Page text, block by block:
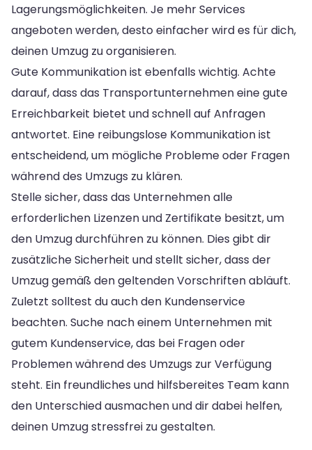
Lagerungsmöglichkeiten. Je mehr Services
angeboten werden, desto einfacher wird es für dich,
deinen Umzug zu organisieren.
Gute Kommunikation ist ebenfalls wichtig. Achte
darauf, dass das Transportunternehmen eine gute
Erreichbarkeit bietet und schnell auf Anfragen
antwortet. Eine reibungslose Kommunikation ist
entscheidend, um mögliche Probleme oder Fragen
während des Umzugs zu klären.
Stelle sicher, dass das Unternehmen alle
erforderlichen Lizenzen und Zertifikate besitzt, um
den Umzug durchführen zu können. Dies gibt dir
zusätzliche Sicherheit und stellt sicher, dass der
Umzug gemäß den geltenden Vorschriften abläuft.
Zuletzt solltest du auch den Kundenservice
beachten. Suche nach einem Unternehmen mit
gutem Kundenservice, das bei Fragen oder
Problemen während des Umzugs zur Verfügung
steht. Ein freundliches und hilfsbereites Team kann
den Unterschied ausmachen und dir dabei helfen,
deinen Umzug stressfrei zu gestalten.